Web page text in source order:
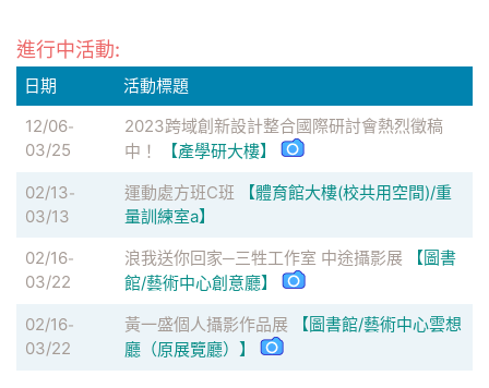
進行中活動:
日期
活動標題
12/06-
03/25
2023跨域創新設計整合國際研討會熱烈徵稿
中！
【產學研大樓】
02/13-
03/13
運動處方班C班
【體育館大樓(校共用空間)/重
量訓練室a】
02/16-
03/22
浪我送你回家─三牲工作室 中途攝影展
【圖書
館/藝術中心創意廳】
02/16-
03/22
黃一盛個人攝影作品展
【圖書館/藝術中心雲想
廳（原展覽廳）】